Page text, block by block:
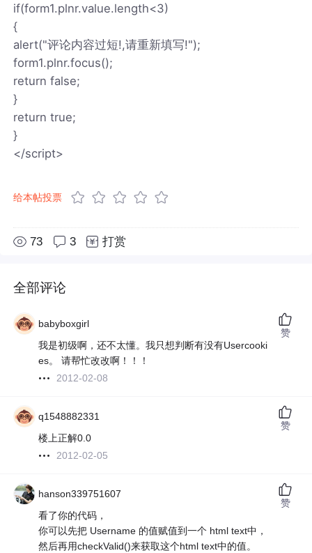
if(form1.plnr.value.length<3)
{
alert("评论内容过短!,请重新填写!");
form1.plnr.focus();
return false;
}
return true;
}
</script>
给本帖投票
73 3 打赏
全部评论
babyboxgirl
我是初级啊，还不太懂。我只想判断有没有Usercooki
es。 请帮忙改改啊！！！
2012-02-08
赞
q1548882331
楼上正解0.0
2012-02-05
赞
hanson339751607
看了你的代码，
你可以先把 Username 的值赋值到一个 html text中，
然后再用checkValid()来获取这个html text中的值。
赞